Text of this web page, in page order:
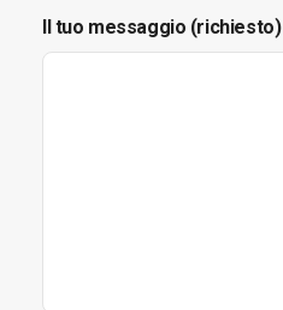
Il tuo messaggio (richiesto)